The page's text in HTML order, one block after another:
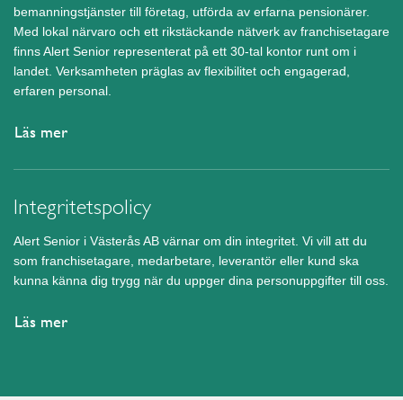
bemanningstjänster till företag, utförda av erfarna pensionärer.
Med lokal närvaro och ett rikstäckande nätverk av franchisetagare
finns Alert Senior representerat på ett 30-tal kontor runt om i
landet. Verksamheten präglas av flexibilitet och engagerad,
erfaren personal.
Läs mer
Integritetspolicy
Alert Senior i Västerås AB värnar om din integritet. Vi vill att du
som franchisetagare, medarbetare, leverantör eller kund ska
kunna känna dig trygg när du uppger dina personuppgifter till oss.
Läs mer